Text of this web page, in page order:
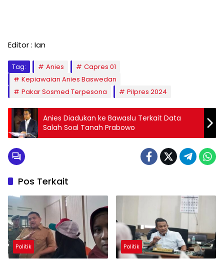
Editor : Ian
Tag: Anies
Capres 01
Kepiawaian Anies Baswedan
Pakar Sosmed Terpesona
Pilpres 2024
Anies Diadukan ke Bawaslu Terkait Data
Salah Soal Tanah Prabowo
Pos Terkait
Politik Politik